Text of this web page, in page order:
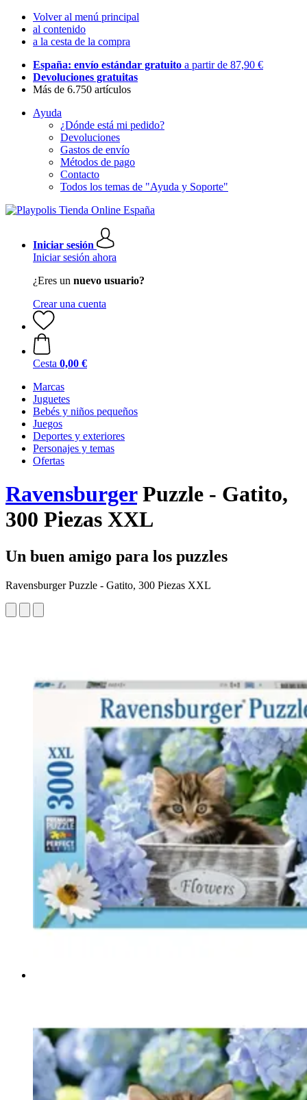
Volver al menú principal
al contenido
a la cesta de la compra
España: envío estándar gratuito a partir de 87,90 €
Devoluciones gratuitas
Más de 6.750 artículos
Ayuda
¿Dónde está mi pedido?
Devoluciones
Gastos de envío
Métodos de pago
Contacto
Todos los temas de "Ayuda y Soporte"
Iniciar sesión
Iniciar sesión ahora
¿Eres un nuevo usuario?
Crear una cuenta
Cesta 0,00 €
Marcas
Juguetes
Bebés y niños pequeños
Juegos
Deportes y exteriores
Personajes y temas
Ofertas
RavensburgerPuzzle - Gatito,
300 Piezas XXL
Un buen amigo para los puzzles
Ravensburger Puzzle - Gatito, 300 Piezas XXL